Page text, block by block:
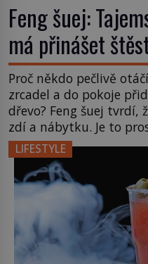
Feng šuej:
má přinášet
Proč někdo pečlivě
zrcadel a do pokoje
dřevo? Feng šuej tvrdí,
zdí a nábytku. Je to
čchi a jeho uspořádání
něm člověk cítí. Feng
a jeho historie […]
LIFESTYLE